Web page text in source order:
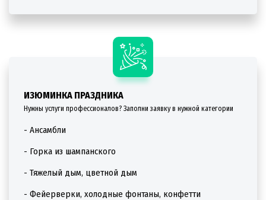
ИЗЮМИНКА ПРАЗДНИКА
Нужны услуги профессионалов? Заполни заявку в нужной категории
- Ансамбли
- Горка из шампанского
- Тяжелый дым, цветной дым
- Фейерверки, холодные фонтаны, конфетти